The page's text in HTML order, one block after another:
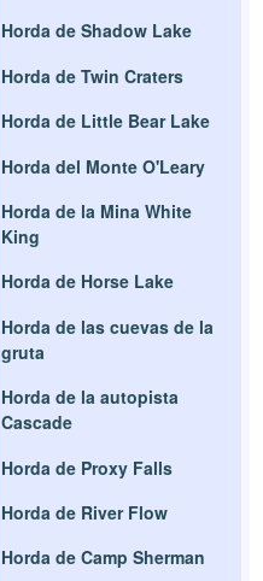
Horda de Shadow Lake
Horda de Twin Craters
Horda de Little Bear Lake
Horda del Monte O'Leary
Horda de la Mina White
King
Horda de Horse Lake
Horda de las cuevas de la
gruta
Horda de la autopista
Cascade
Horda de Proxy Falls
Horda de River Flow
Horda de Camp Sherman